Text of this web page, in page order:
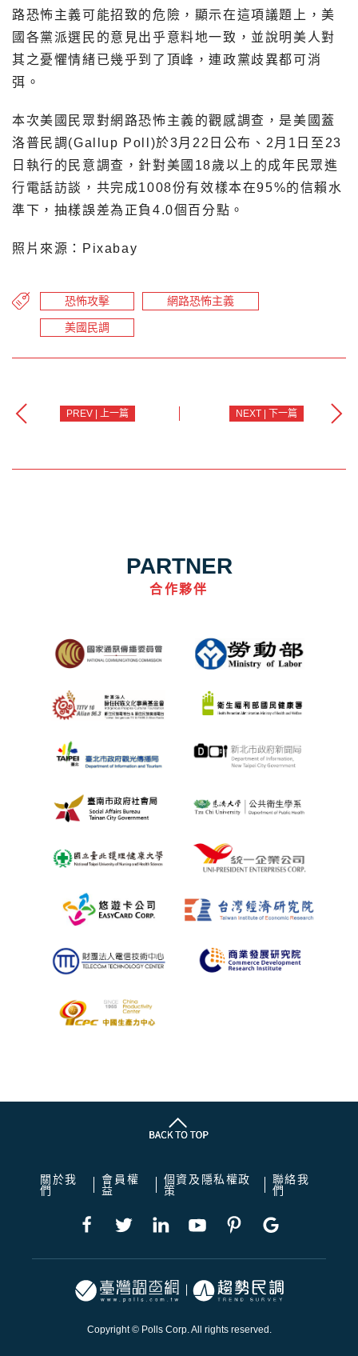
路恐怖主義可能招致的危險，顯示在這項議題上，美
國各黨派選民的意見出乎意料地一致，並說明美人對
其之憂懼情緒已幾乎到了頂峰，連政黨歧異都可消
弭。
本次美國民眾對網路恐怖主義的觀感調查，是美國蓋
洛普民調(Gallup Poll)於3月22日公布、2月1日至23
日執行的民意調查，針對美國18歲以上的成年民眾進
行電話訪談，共完成1008份有效樣本在95%的信賴水
準下，抽樣誤差為正負4.0個百分點。
照片來源：Pixabay
恐怖攻擊 網路恐怖主義
美國民調
PREV | 上一篇 NEXT | 下一篇
PARTNER
合作夥伴
關於我
們
會員權
益
個資及隱私權政
策
聯絡我
們
Copyright © Polls Corp. All rights reserved.